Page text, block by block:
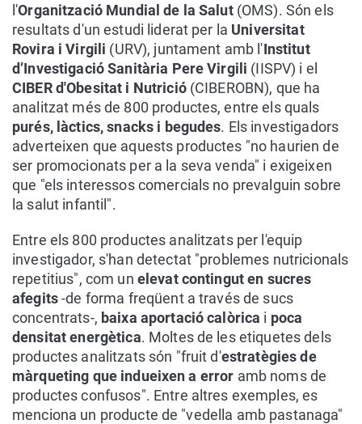
l'Organització Mundial de la Salut(OMS). Són els
resultats d'un estudi liderat per la Universitat
Rovira i Virgili (URV), juntament amb l'Institut
d’Investigació Sanitària Pere Virgili (IISPV) i el
CIBER d'Obesitat i Nutrició (CIBEROBN), que ha
analitzat més de 800 productes, entre els quals
purés, làctics, snacks i begudes. Els investigadors
adverteixen que aquests productes "no haurien de
ser promocionats per a la seva venda" i exigeixen
que "els interessos comercials no prevalguin sobre
la salut infantil".
Entre els 800 productes analitzats per l'equip
investigador, s'han detectat "problemes nutricionals
repetitius", com un elevat contingut en sucres
afegits-de forma freqüent a través de sucs
concentrats-, baixa aportació calòrica i poca
densitat energètica. Moltes de les etiquetes dels
productes analitzats són "fruit d'estratègies de
màrqueting que indueixen a error amb noms de
productes confusos". Entre altres exemples, es
menciona un producte de "vedella amb pastanaga"